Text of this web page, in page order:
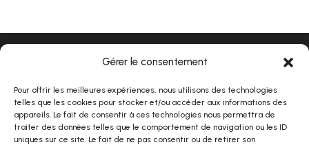
Gérer le consentement
Pour offrir les meilleures expériences, nous utilisons des technologies
telles que les cookies pour stocker et/ou accéder aux informations des
appareils. Le fait de consentir à ces technologies nous permettra de
traiter des données telles que le comportement de navigation ou les ID
uniques sur ce site. Le fait de ne pas consentir ou de retirer son
Une question ?
Contactez-nous !